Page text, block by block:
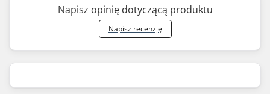
Napisz opinię dotyczącą produktu
Napisz recenzję